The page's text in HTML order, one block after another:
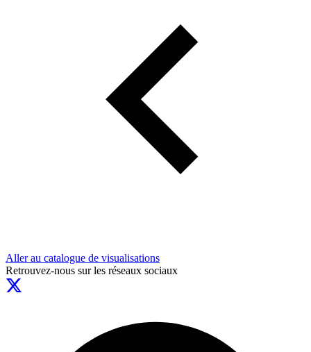
Aller au catalogue de visualisations
Retrouvez-nous sur les réseaux sociaux